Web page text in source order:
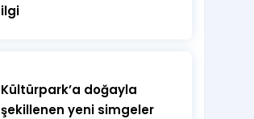
ilgi
Kültürpark’a doğayla
şekillenen yeni simgeler